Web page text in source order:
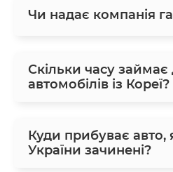
Чи надає компанія
Скільки часу займає
автомобілів із Кореї?
Куди прибуває
України зачинені?